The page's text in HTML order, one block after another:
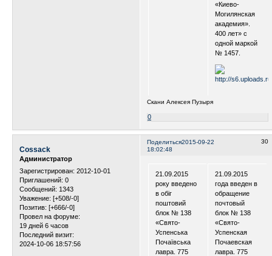
«Киево-
Могилянская
академия».
400 лет» с
одной маркой
№ 1457.
Скани Алексея Пузыря
0
Поделиться 30
2015-09-22
18:02:48
Cossack
Администратор
Зарегистрирован: 2012-10-01
Приглашений: 0
Сообщений: 1343
Уважение: [+508/-0]
Позитив: [+666/-0]
Провел на форуме:
19 дней 6 часов
Последний визит:
2024-10-06 18:57:56
21.09.2015
року введено
в обіг
поштовий
блок № 138
«Свято-
Успенська
Почаївська
лавра. 775
21.09.2015
года введен в
обращение
почтовый
блок № 138
«Свято-
Успенская
Почаевская
лавра. 775